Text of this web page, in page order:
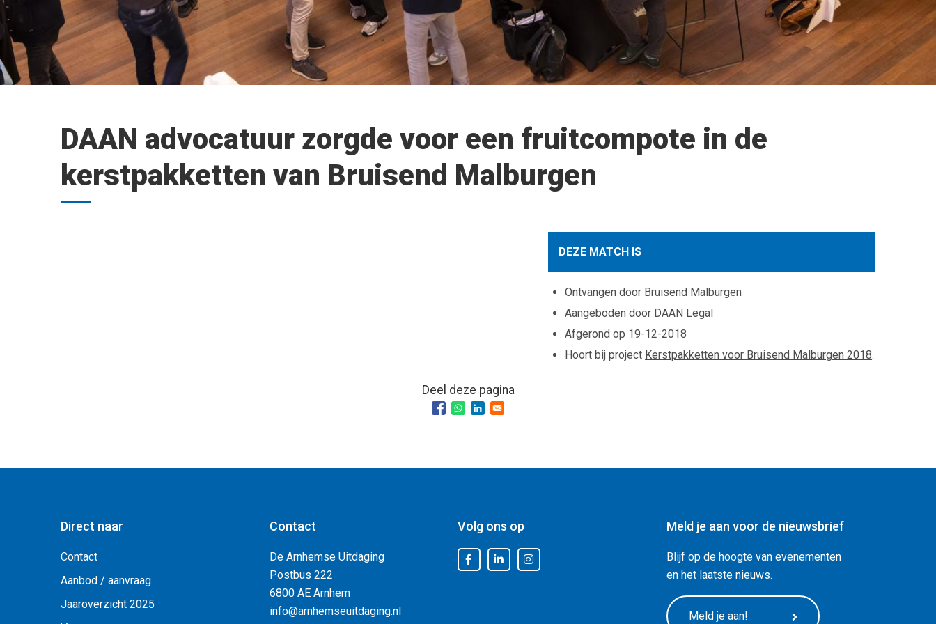
DAAN advocatuur zorgde voor een fruitcompote in de
kerstpakketten van Bruisend Malburgen
DEZE MATCH IS
Ontvangen door Bruisend Malburgen
Aangeboden door DAAN Legal
Afgerond op 19-12-2018
Hoort bij project Kerstpakketten voor Bruisend Malburgen 2018.
Deel deze pagina
Direct naar
Contact
Aanbod / aanvraag
Jaaroverzicht 2025
Contact
De Arnhemse Uitdaging
Postbus 222
6800 AE Arnhem
info@arnhemseuitdaging.nl
Volg ons op Meld je aan voor de nieuwsbrief
Blijf op de hoogte van evenementen
en het laatste nieuws.
Meld je aan!